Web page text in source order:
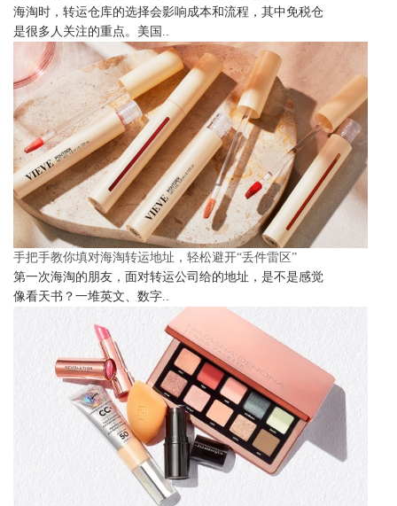
海淘时，转运仓库的选择会影响成本和流程，其中免税仓
是很多人关注的重点。美国..
手把手教你填对海淘转运地址，轻松避开“丢件雷区”
第一次海淘的朋友，面对转运公司给的地址，是不是感觉
像看天书？一堆英文、数字..